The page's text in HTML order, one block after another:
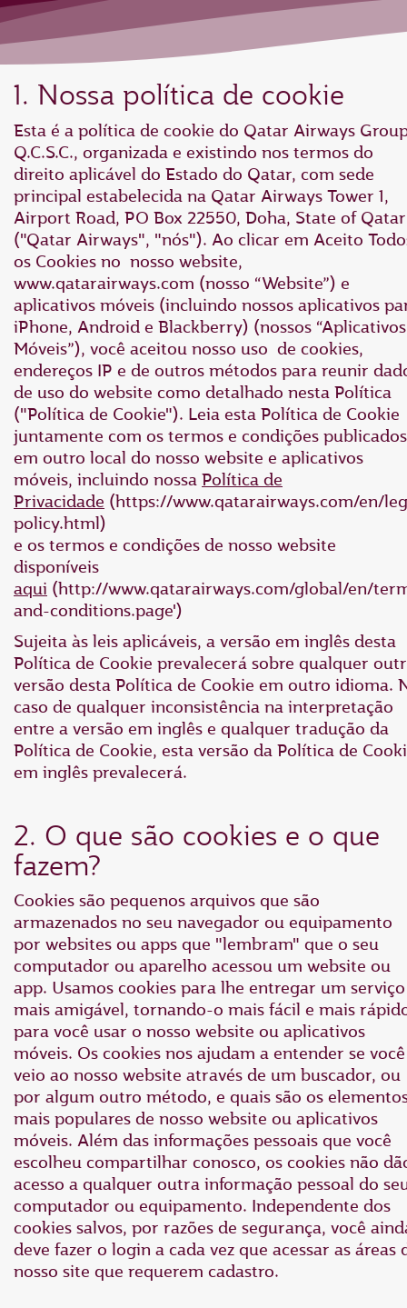
1. Nossa política de cookie
Esta é a política de cookie do Qatar Airways
Q.C.S.C., organizada e existindo nos termos do
direito aplicável do Estado do Qatar, com sede
principal estabelecida na Qatar Airways Tower 1,
Airport Road, PO Box 22550, Doha, State of Qatar
("Qatar Airways", "nós"). Ao clicar em Aceito
os Cookies no nosso website,
www.qatarairways.com (nosso “Website”) e
aplicativos móveis (incluindo nossos aplicativos
iPhone, Android e Blackberry) (nossos “Aplicativos
Móveis”), você aceitou nosso uso de cookies,
endereços IP e de outros métodos para reunir
de uso do website como detalhado nesta Política
("Política de Cookie"). Leia esta Política de Cookie
juntamente com os termos e condições publicados
em outro local do nosso website e aplicativos
móveis, incluindo nossa Política de
Privacidade (https://www.qatarairways.com/en/
policy.html)
e os termos e condições de nosso website
disponíveis
aqui (http://www.qatarairways.com/global/en/
and-conditions.page')
Sujeita às leis aplicáveis, a versão em inglês desta
Política de Cookie prevalecerá sobre qualquer
versão desta Política de Cookie em outro idioma.
caso de qualquer inconsistência na interpretação
entre a versão em inglês e qualquer tradução da
Política de Cookie, esta versão da Política de
em inglês prevalecerá.
2. O que são cookies e o que
fazem?
Cookies são pequenos arquivos que são
armazenados no seu navegador ou equipamento
por websites ou apps que "lembram" que o seu
computador ou aparelho acessou um website ou
app. Usamos cookies para lhe entregar um serviço
mais amigável, tornando-o mais fácil e mais
para você usar o nosso website ou aplicativos
móveis. Os cookies nos ajudam a entender se você
veio ao nosso website através de um buscador, ou
por algum outro método, e quais são os
mais populares de nosso website ou aplicativos
móveis. Além das informações pessoais que você
escolheu compartilhar conosco, os cookies não
acesso a qualquer outra informação pessoal do
computador ou equipamento. Independente dos
cookies salvos, por razões de segurança, você
deve fazer o login a cada vez que acessar as áreas
nosso site que requerem cadastro.